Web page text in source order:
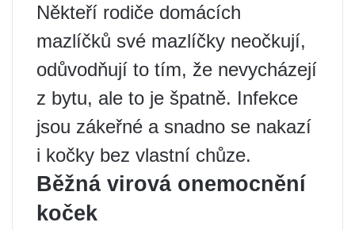
Někteří rodiče domácích
mazlíčků své mazlíčky neočkují,
odůvodňují to tím, že nevycházejí
z bytu, ale to je špatně. Infekce
jsou zákeřné a snadno se nakazí
i kočky bez vlastní chůze.
Běžná virová onemocnění
koček